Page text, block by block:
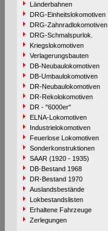
Länderbahnen
DRG-Einheitslokomotiven
DRG-Zahnradlokomotiven
DRG-Schmalspurlok.
Kriegslokomotiven
Verlagerungsbauten
DB-Neubaulokomotiven
DB-Umbaulokomotiven
DR-Neubaulokomotiven
DR-Rekolokomotiven
DR - "6000er"
ELNA-Lokomotiven
Industrielokomotiven
Feuerlose Lokomotiven
Sonderkonstruktionen
SAAR (1920 - 1935)
DB-Bestand 1968
DR-Bestand 1970
Auslandsbestände
Lokbestandslisten
Erhaltene Fahrzeuge
Zerlegungen